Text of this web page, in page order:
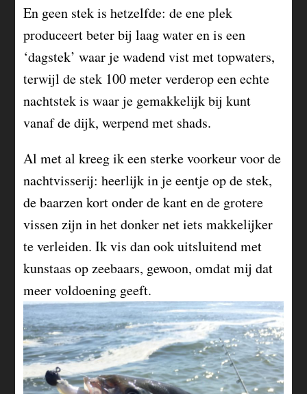
En geen stek is hetzelfde: de ene plek
produceert beter bij laag water en is een
‘dagstek’ waar je wadend vist met topwaters,
terwijl de stek 100 meter verderop een echte
nachtstek is waar je gemakkelijk bij kunt
vanaf de dijk, werpend met shads.
Al met al kreeg ik een sterke voorkeur voor de
nachtvisserij: heerlijk in je eentje op de stek,
de baarzen kort onder de kant en de grotere
vissen zijn in het donker net iets makkelijker
te verleiden. Ik vis dan ook uitsluitend met
kunstaas op zeebaars, gewoon, omdat mij dat
meer voldoening geeft.